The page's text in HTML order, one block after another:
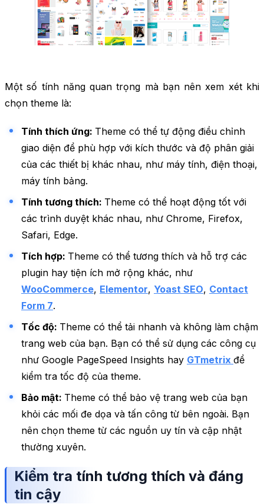
Một số tính năng quan trọng mà bạn nên xem xét khi
chọn theme là:
Tính thích ứng: Theme có thể tự động điều chỉnh
giao diện để phù hợp với kích thước và độ phân giải
của các thiết bị khác nhau, như máy tính, điện thoại,
máy tính bảng.
Tính tương thích: Theme có thể hoạt động tốt với
các trình duyệt khác nhau, như Chrome, Firefox,
Safari, Edge.
Tích hợp: Theme có thể tương thích và hỗ trợ các
plugin hay tiện ích mở rộng khác, như
WooCommerce, Elementor, Yoast SEO, Contact
Form 7.
Tốc độ: Theme có thể tải nhanh và không làm chậm
trang web của bạn. Bạn có thể sử dụng các công cụ
như Google PageSpeed Insights hay GTmetrix để
kiểm tra tốc độ của theme.
Bảo mật: Theme có thể bảo vệ trang web của bạn
khỏi các mối đe dọa và tấn công từ bên ngoài. Bạn
nên chọn theme từ các nguồn uy tín và cập nhật
thường xuyên.
Kiểm tra tính tương thích và đáng
tin cậy